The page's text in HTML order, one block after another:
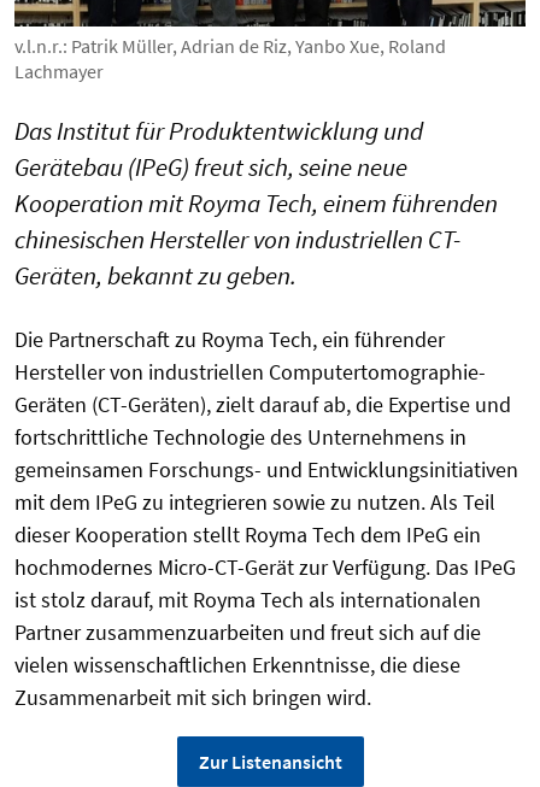
v.l.n.r.: Patrik Müller, Adrian de Riz, Yanbo Xue, Roland
Lachmayer
Das Institut für Produktentwicklung und
Gerätebau (IPeG) freut sich, seine neue
Kooperation mit Royma Tech, einem führenden
chinesischen Hersteller von industriellen CT-
Geräten, bekannt zu geben.
Die Partnerschaft zu Royma Tech, ein führender
Hersteller von industriellen Computertomographie-
Geräten (CT-Geräten), zielt darauf ab, die Expertise und
fortschrittliche Technologie des Unternehmens in
gemeinsamen Forschungs- und Entwicklungsinitiativen
mit dem IPeG zu integrieren sowie zu nutzen. Als Teil
dieser Kooperation stellt Royma Tech dem IPeG ein
hochmodernes Micro-CT-Gerät zur Verfügung. Das IPeG
ist stolz darauf, mit Royma Tech als internationalen
Partner zusammenzuarbeiten und freut sich auf die
vielen wissenschaftlichen Erkenntnisse, die diese
Zusammenarbeit mit sich bringen wird.
Zur Listenansicht